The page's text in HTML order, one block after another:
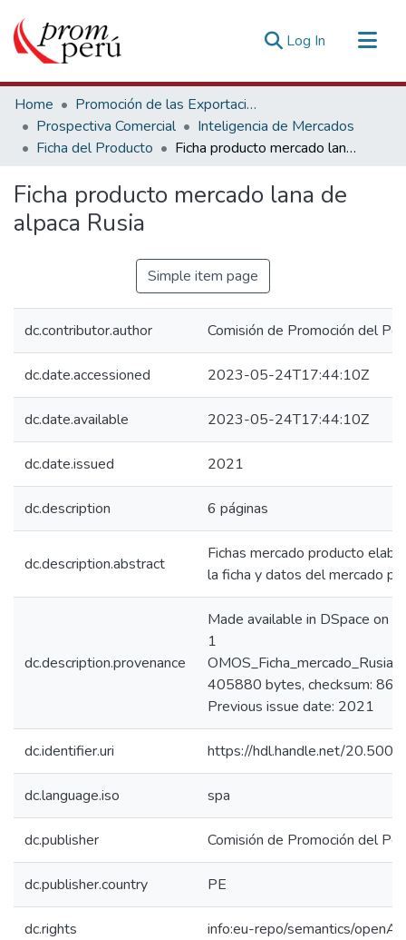
Log In (current)
Communities & Collections
All of DSpace
Statistics
Home
Promoción de las Exportaciones
Prospectiva Comercial
Inteligencia de Mercados
Ficha del Producto
Ficha producto mercado lana de alpaca Rusia
Ficha producto mercado lana de
alpaca Rusia
Simple item page
dc.contributor.author Comisión de Promoción del
dc.date.accessioned 2023-05-24T17:44:10Z
dc.date.available 2023-05-24T17:44:10Z
dc.date.issued 2021
dc.description 6 páginas
dc.description.abstract
Fichas mercado producto
la ficha y datos del mercado
dc.description.provenance
Made available in DSpace on
1
405880 bytes, checksum:
Previous issue date: 2021
dc.identifier.uri https://hdl.handle.net/
dc.language.iso spa
dc.publisher Comisión de Promoción del
dc.publisher.country PE
dc.rights info:eu-repo/semantics/